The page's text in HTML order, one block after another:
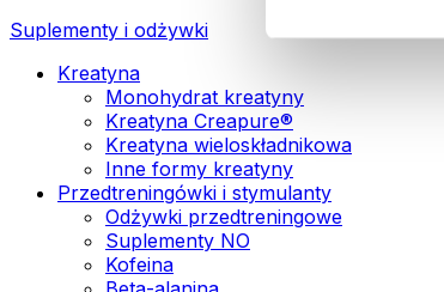
Suplementy i odżywki
Kreatyna
Monohydrat kreatyny
Kreatyna Creapure®
Kreatyna wieloskładnikowa
Inne formy kreatyny
Przedtreningówki i stymulanty
Odżywki przedtreningowe
Suplementy NO
Kofeina